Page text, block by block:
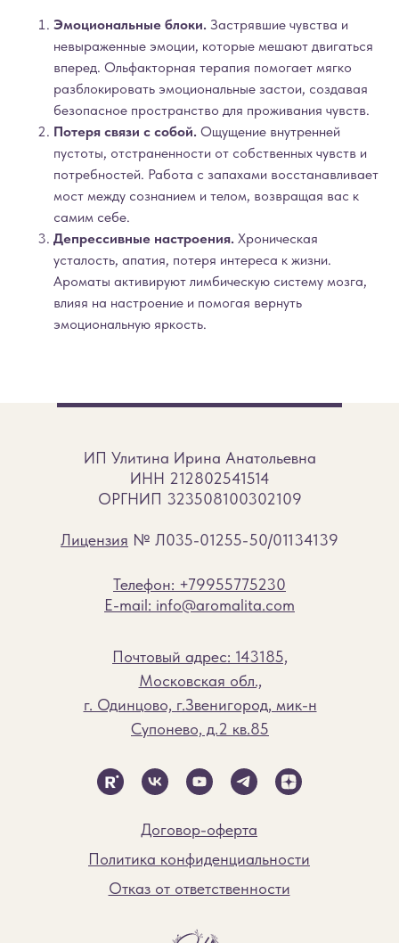
Эмоциональные блоки. Застрявшие чувства и
невыраженные эмоции, которые мешают двигаться
вперед. Ольфакторная терапия помогает мягко
разблокировать эмоциональные застои, создавая
безопасное пространство для проживания чувств.
Потеря связи с собой. Ощущение внутренней
пустоты, отстраненности от собственных чувств и
потребностей. Работа с запахами восстанавливает
мост между сознанием и телом, возвращая вас к
самим себе.
Депрессивные настроения. Хроническая
усталость, апатия, потеря интереса к жизни.
Ароматы активируют лимбическую систему мозга,
влияя на настроение и помогая вернуть
эмоциональную яркость.
ИП Улитина Ирина Анатольевна
ИНН 212802541514
ОРГНИП 323508100302109
Лицензия № Л035-01255-50/01134139
Договор-оферта
Политика конфиденциальности
Отказ от ответственности
Телефон: +79955775230
E-mail: info@aromalita.com
Почтовый адрес: 143185,
Московская обл.,
г. Одинцово, г.Звенигород, мик-н
Супонево, д.2 кв.85